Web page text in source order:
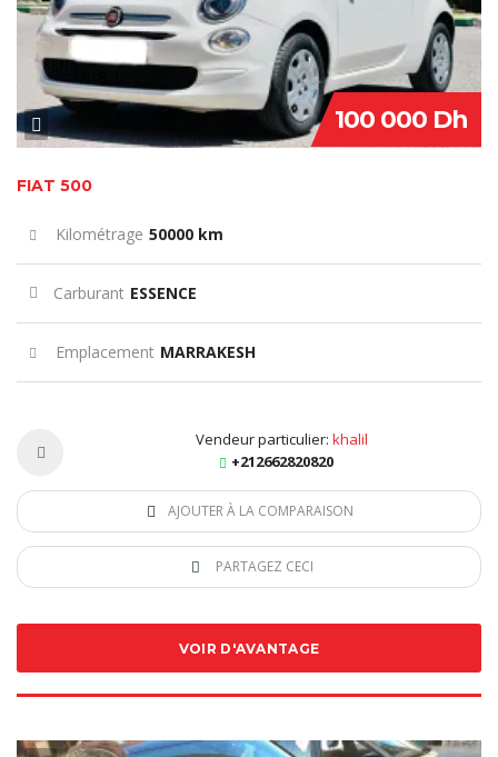
100 000 Dh
FIAT 500
Kilométrage 50000 km
Carburant ESSENCE
Emplacement MARRAKESH
Vendeur particulier: khalil
+212662820820
AJOUTER À LA COMPARAISON
PARTAGEZ CECI
VOIR D'AVANTAGE